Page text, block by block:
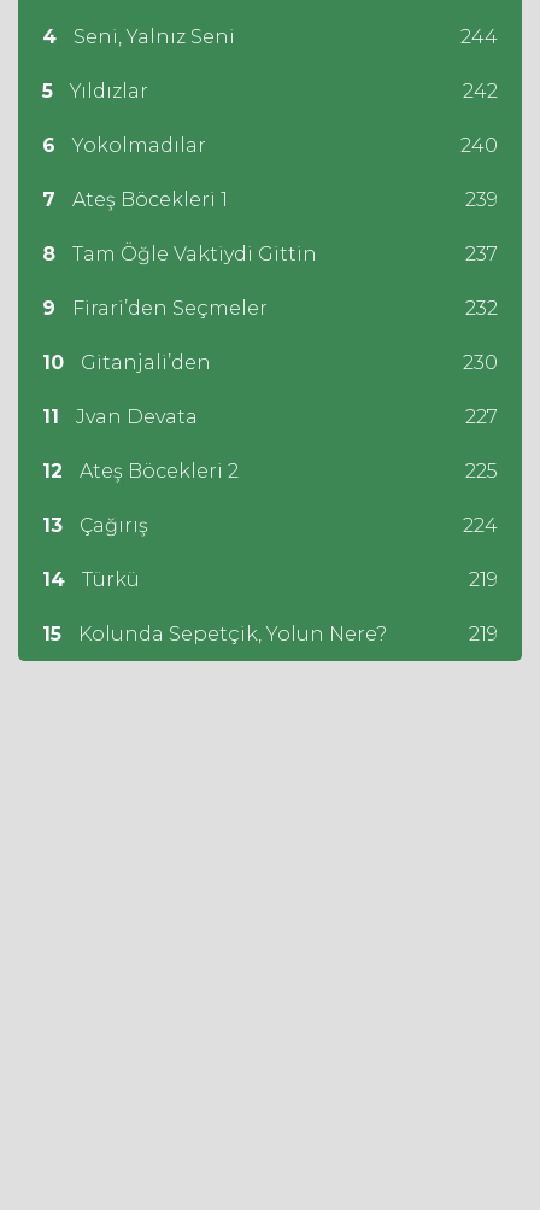
4 Seni, Yalnız Seni 244
5 Yıldızlar 242
6 Yokolmadılar 240
7 Ateş Böcekleri 1 239
8 Tam Öğle Vaktiydi Gittin 237
9 Firari’den Seçmeler 232
10 Gitanjali’den 230
11 Jvan Devata 227
12 Ateş Böcekleri 2 225
13 Çağırış 224
14 Türkü 219
15 Kolunda Sepetçik, Yolun Nere? 219